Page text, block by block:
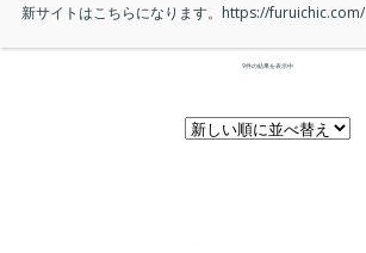
9件の結果を表示中
新サイトはこちらになります。 https://furuichic.com/